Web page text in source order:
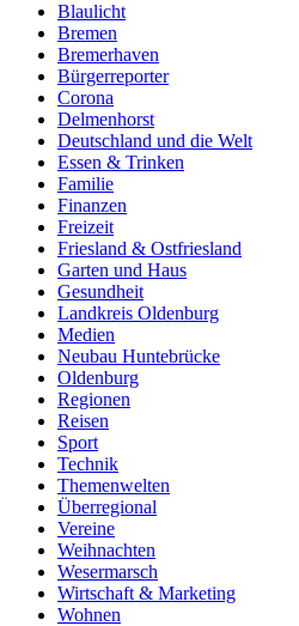
Blaulicht
Bremen
Bremerhaven
Bürgerreporter
Corona
Delmenhorst
Deutschland und die Welt
Essen & Trinken
Familie
Finanzen
Freizeit
Friesland & Ostfriesland
Garten und Haus
Gesundheit
Landkreis Oldenburg
Medien
Neubau Huntebrücke
Oldenburg
Regionen
Reisen
Sport
Technik
Themenwelten
Überregional
Vereine
Weihnachten
Wesermarsch
Wirtschaft & Marketing
Wohnen